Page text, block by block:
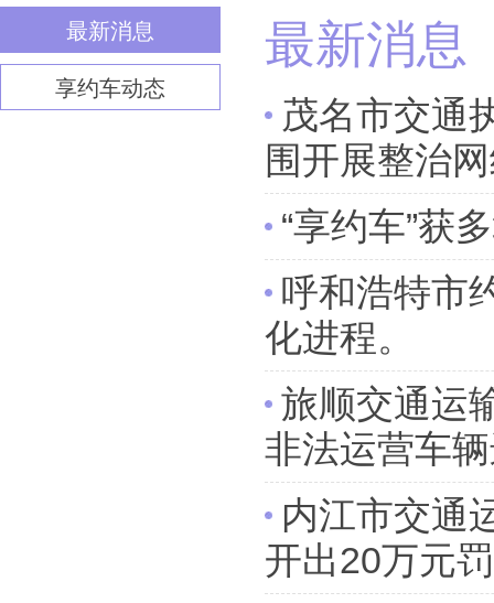
最新消息
享约车动态
最新消息
茂名市交通
围开展整治
“享约车”获
呼和浩特市
化进程。
旅顺交通运
非法运营车
内江市交通
开出20万元